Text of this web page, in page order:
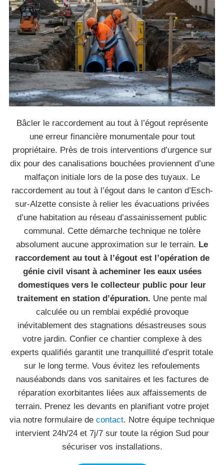
Bâcler le raccordement au tout à l’égout représente
une erreur financière monumentale pour tout
propriétaire. Près de trois interventions d’urgence sur
dix pour des canalisations bouchées proviennent d’une
malfaçon initiale lors de la pose des tuyaux. Le
raccordement au tout à l’égout dans le canton d’Esch-
sur-Alzette consiste à relier les évacuations privées
d’une habitation au réseau d’assainissement public
communal. Cette démarche technique ne tolère
absolument aucune approximation sur le terrain. Le
raccordement au tout à l’égout est l’opération de
génie civil visant à acheminer les eaux usées
domestiques vers le collecteur public pour leur
traitement en station d’épuration. Une pente mal
calculée ou un remblai expédié provoque
inévitablement des stagnations désastreuses sous
votre jardin. Confier ce chantier complexe à des
experts qualifiés garantit une tranquillité d’esprit totale
sur le long terme. Vous évitez les refoulements
nauséabonds dans vos sanitaires et les factures de
réparation exorbitantes liées aux affaissements de
terrain. Prenez les devants en planifiant votre projet
via notre formulaire de contact. Notre équipe technique
intervient 24h/24 et 7j/7 sur toute la région Sud pour
sécuriser vos installations.